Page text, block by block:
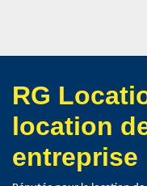
RG
location
entreprise